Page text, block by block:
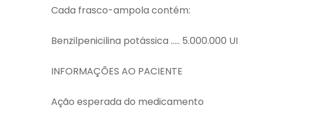
Cada frasco-ampola contém:
Benzilpenicilina potássica ….. 5.000.000 UI
INFORMAÇÕES AO PACIENTE
Ação esperada do medicamento